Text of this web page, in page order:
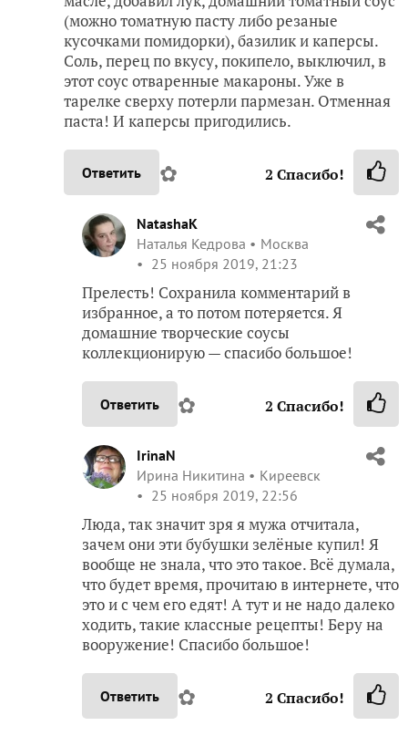
(можно томатную пасту либо резаные
кусочками помидорки), базилик и каперсы.
Соль, перец по вкусу, покипело, выключил, в
этот соус отваренные макароны. Уже в
тарелке сверху потерли пармезан. Отменная
паста! И каперсы пригодились.
Ответить ✿ 2 Спасибо!
NatashaK
Наталья Кедрова
Москва
25 ноября 2019, 21:23
Прелесть! Сохранила комментарий в
избранное, а то потом потеряется. Я
домашние творческие соусы
коллекционирую — спасибо большое!
Ответить ✿ 2 Спасибо!
IrinaN
Ирина Никитина
Киреевск
25 ноября 2019, 22:56
Люда, так значит зря я мужа отчитала,
зачем они эти бубушки зелёные купил! Я
вообще не знала, что это такое. Всё думала,
что будет время, прочитаю в интернете, что
это и с чем его едят! А тут и не надо далеко
ходить, такие классные рецепты! Беру на
вооружение! Спасибо большое!
Ответить ✿ 2 Спасибо!